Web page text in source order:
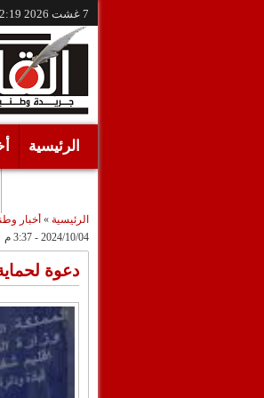
7 غشت 2026
الرئيسية
الرئيسية » أخبار
2024/10/04 - 3:37 م
دعوة